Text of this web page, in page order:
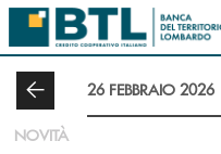
Salta al contenuto principale
26 FEBBRAIO 2026
NOVITÀ